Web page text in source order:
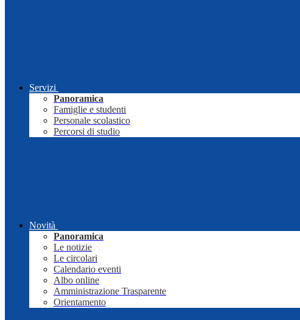
Servizi
Panoramica
Famiglie e studenti
Personale scolastico
Percorsi di studio
Novità
Panoramica
Le notizie
Le circolari
Calendario eventi
Albo online
Amministrazione Trasparente
Orientamento